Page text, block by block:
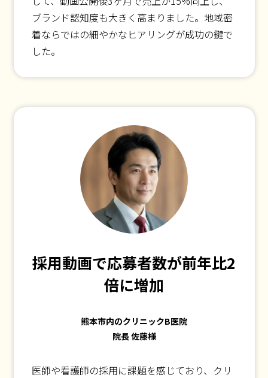
ブランド認知度も大きく高まりました。地域密
着ならではの細やかなヒアリングが成功の鍵で
した。
採用動画で応募者数が前年比2
倍に増加
熊本市内のクリニックB医院
院長 佐藤様
医師や看護師の採用に課題を感じており、クリ